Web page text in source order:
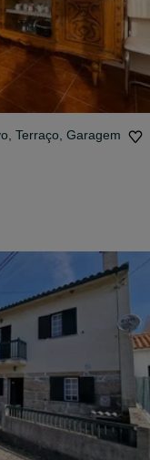
Terraço, Garagem